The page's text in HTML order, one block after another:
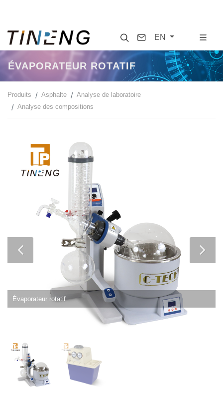
SearchContact
EN
ÉVAPORATEUR ROTATIF
Produits Asphalte
Analyse de laboratoire
Analyse des compositions
Évaporateur rotatif